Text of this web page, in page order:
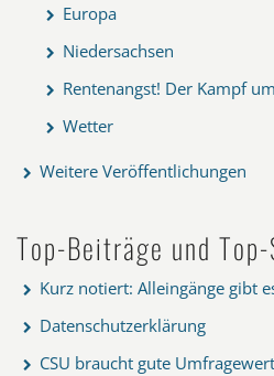
Europa
Niedersachsen
Rentenangst! Der Kampf
Wetter
Weitere Veröffentlichungen
Top-Beiträge und
Kurz notiert: Alleingänge gibt
Datenschutzerklärung
CSU braucht gute